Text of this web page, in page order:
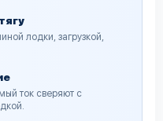
лодки, загрузкой,
ток сверяют с